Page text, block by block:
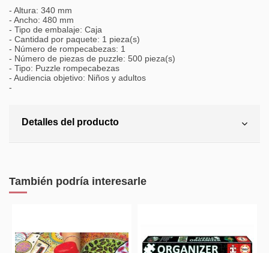
- Altura: 340 mm
- Ancho: 480 mm
- Tipo de embalaje: Caja
- Cantidad por paquete: 1 pieza(s)
- Número de rompecabezas: 1
- Número de piezas de puzzle: 500 pieza(s)
- Tipo: Puzzle rompecabezas
- Audiencia objetivo: Niños y adultos
-
Detalles del producto
También podría interesarle